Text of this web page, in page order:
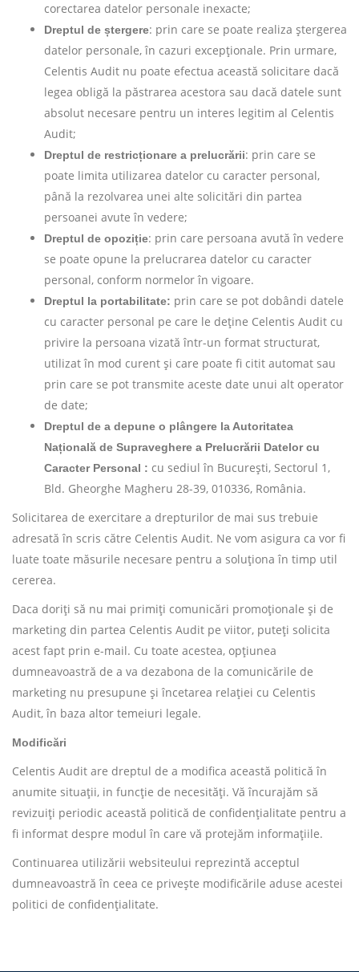
corectarea datelor personale inexacte;
Dreptul de ștergere: prin care se poate realiza ștergerea
datelor personale, în cazuri excepționale. Prin urmare,
Celentis Audit nu poate efectua această solicitare dacă
legea obligă la păstrarea acestora sau dacă datele sunt
absolut necesare pentru un interes legitim al Celentis
Audit;
Dreptul de restricționare a prelucrării: prin care se
poate limita utilizarea datelor cu caracter personal,
până la rezolvarea unei alte solicitări din partea
persoanei avute în vedere;
Dreptul de opoziție: prin care persoana avută în vedere
se poate opune la prelucrarea datelor cu caracter
personal, conform normelor în vigoare.
Dreptul la portabilitate: prin care se pot dobândi datele
cu caracter personal pe care le deține Celentis Audit cu
privire la persoana vizată într-un format structurat,
utilizat în mod curent și care poate fi citit automat sau
prin care se pot transmite aceste date unui alt operator
de date;
Dreptul de a depune o plângere la Autoritatea
Națională de Supraveghere a Prelucrării Datelor cu
Caracter Personal : cu sediul în București, Sectorul 1,
Bld. Gheorghe Magheru 28-39, 010336, România.
Solicitarea de exercitare a drepturilor de mai sus trebuie
adresată în scris către Celentis Audit. Ne vom asigura ca vor fi
luate toate măsurile necesare pentru a soluționa în timp util
cererea.
Daca doriți să nu mai primiți comunicări promoționale și de
marketing din partea Celentis Audit pe viitor, puteți solicita
acest fapt prin e-mail. Cu toate acestea, opțiunea
dumneavoastră de a va dezabona de la comunicările de
marketing nu presupune și încetarea relației cu Celentis
Audit, în baza altor temeiuri legale.
Modificări
Celentis Audit are dreptul de a modifica această politică în
anumite situații, in funcție de necesități. Vă încurajăm să
revizuiți periodic această politică de confidențialitate pentru a
fi informat despre modul în care vă protejăm informațiile.
Continuarea utilizării websiteului reprezintă acceptul
dumneavoastră în ceea ce privește modificările aduse acestei
politici de confidențialitate.